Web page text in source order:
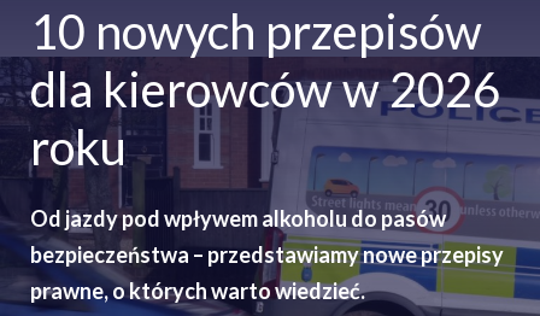
10 nowych przepisów
dla kierowców w 2026
roku
Od jazdy pod wpływem alkoholu do pasów
bezpieczeństwa – przedstawiamy nowe przepisy
prawne, o których warto wiedzieć.